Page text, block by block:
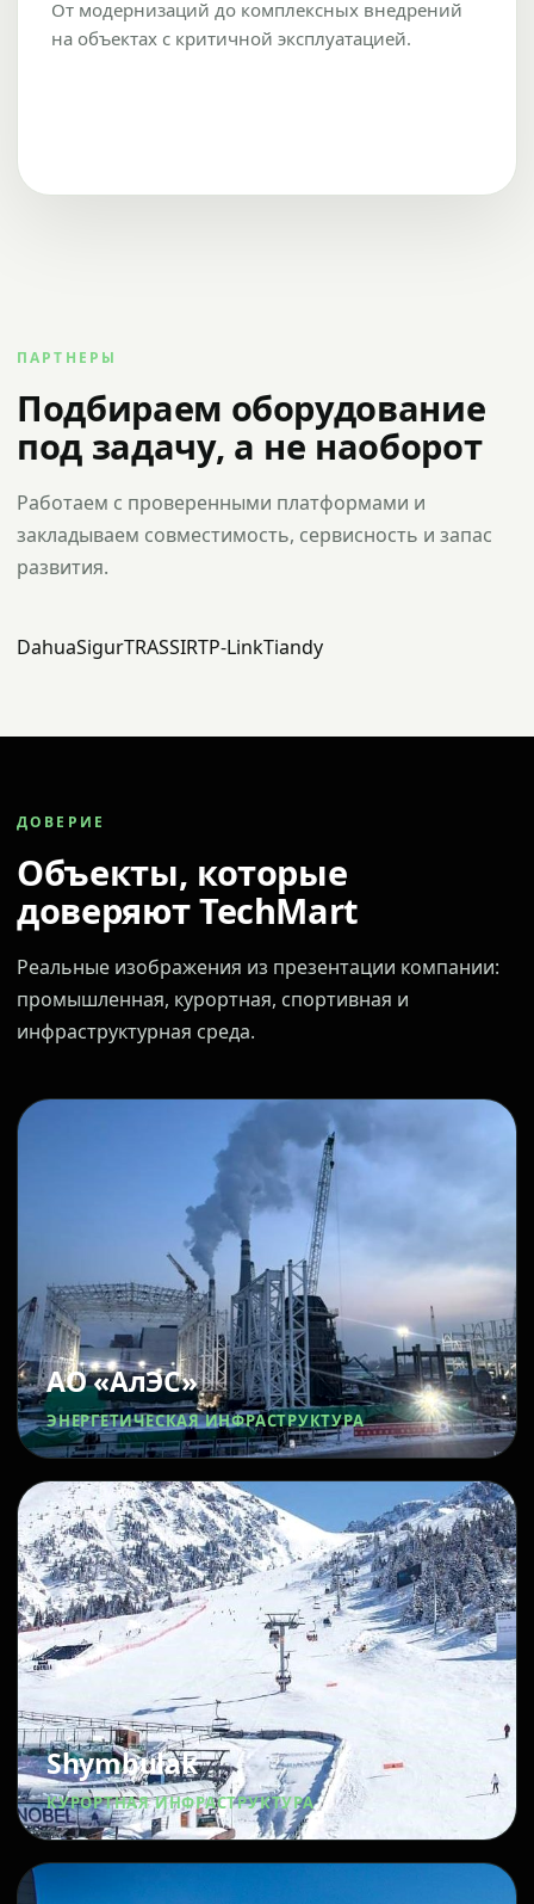
От модернизаций до комплексных внедрений
на объектах с критичной эксплуатацией.
ПАРТНЕРЫ
Подбираем оборудование
под задачу, а не наоборот
Работаем с проверенными платформами и
закладываем совместимость, сервисность и запас
развития.
DahuaSigurTRASSIRTP-LinkTiandy
ДОВЕРИЕ
Объекты, которые
доверяют TechMart
Реальные изображения из презентации компании:
промышленная, курортная, спортивная и
инфраструктурная среда.
АО «АлЭС»
ЭНЕРГЕТИЧЕСКАЯ ИНФРАСТРУКТУРА
Shymbulak
КУРОРТНАЯ ИНФРАСТРУКТУРА